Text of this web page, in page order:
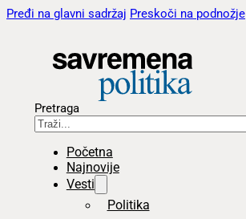
Pređi na glavni sadržaj Preskoči na podnožje
Pretraga
Početna
Najnovije
Vesti
Politika